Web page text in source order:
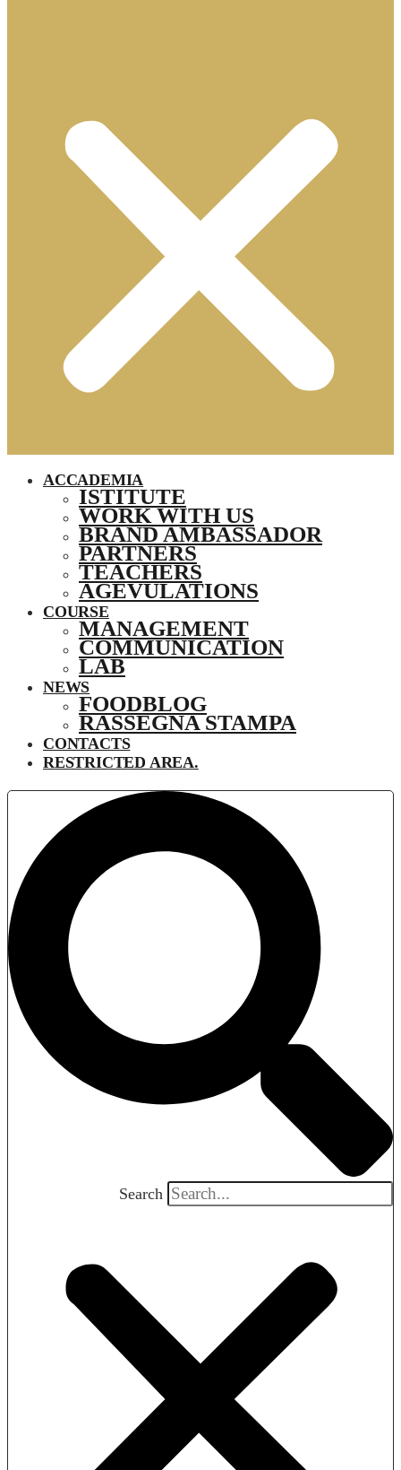
ACCADEMIA
ISTITUTE
WORK WITH US
BRAND AMBASSADOR
PARTNERS
TEACHERS
AGEVULATIONS
COURSE
MANAGEMENT
COMMUNICATION
LAB
NEWS
FOODBLOG
RASSEGNA STAMPA
CONTACTS
RESTRICTED AREA.
Search